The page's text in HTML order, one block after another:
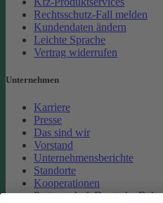
Rechtsschutz-Fall melden
Kundendaten ändern
Leichte Sprache
Vertrag widerrufen
Unternehmen
Karriere
Presse
Das sind wir
Vorstand
Unternehmensberichte
Standorte
Kooperationen
Partnerschaft Deutsche Bahn